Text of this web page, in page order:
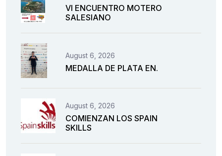
VI ENCUENTRO MOTERO
SALESIANO
August 6, 2026
MEDALLA DE PLATA EN.
August 6, 2026
COMIENZAN LOS SPAIN
SKILLS